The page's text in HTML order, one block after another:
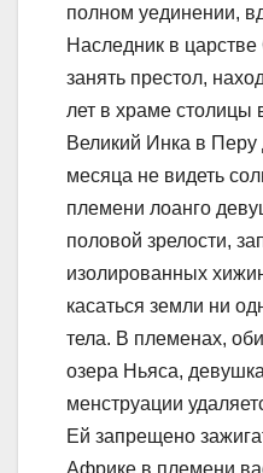
полном уединении,
Наследник в
занять престол,
лет в храме столицы
Великий Инка в
месяца не видеть
племени лоанго
половой зрелости,
изолированных
касаться земли ни
тела. В племенах,
озера Ньяса,
менструации
Ей запрещено
Африке в племени